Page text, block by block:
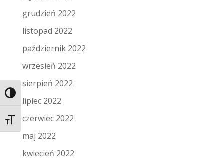
Toggle High Contrast
Toggle Font size
grudzień 2022
listopad 2022
październik 2022
wrzesień 2022
sierpień 2022
lipiec 2022
czerwiec 2022
maj 2022
kwiecień 2022